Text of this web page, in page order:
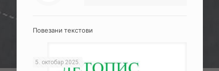
Повезани текстови
5. октобар 2025.